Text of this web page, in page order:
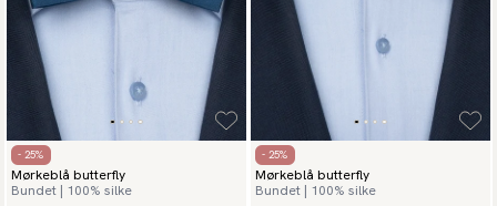
- 25%
Mørkeblå butterfly
Bundet | 100% silke
- 25%
Mørkeblå butterfly
Bundet | 100% silke